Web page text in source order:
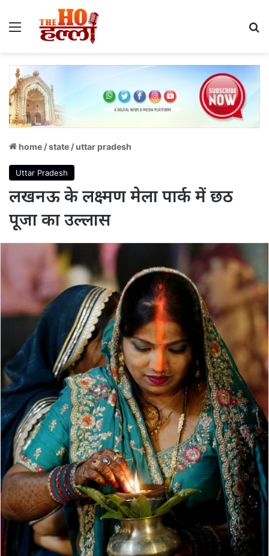
Menu
home /state /uttar pradesh
Uttar Pradesh
लखनऊ के लक्ष्मण मेला पार्क में छठ
पूजा का उल्लास